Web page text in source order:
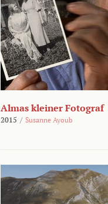
Almas kleiner Fotograf
2015 / Susanne Ayoub